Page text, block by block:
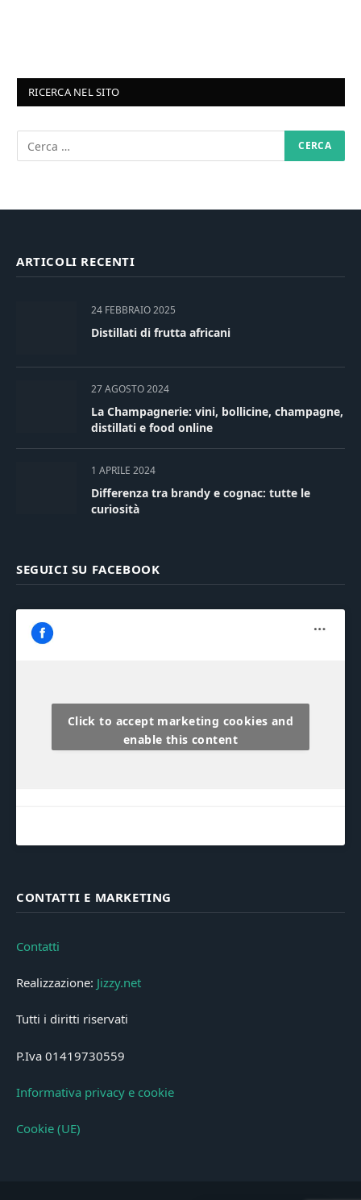
RICERCA NEL SITO
ARTICOLI RECENTI
24 FEBBRAIO 2025
Distillati di frutta africani
27 AGOSTO 2024
La Champagnerie: vini, bollicine, champagne,
distillati e food online
1 APRILE 2024
Differenza tra brandy e cognac: tutte le
curiosità
SEGUICI SU FACEBOOK
Click to accept marketing cookies and
enable this content
CONTATTI E MARKETING
Contatti
Realizzazione: Jizzy.net
Tutti i diritti riservati
P.Iva 01419730559
Informativa privacy e cookie
Cookie (UE)